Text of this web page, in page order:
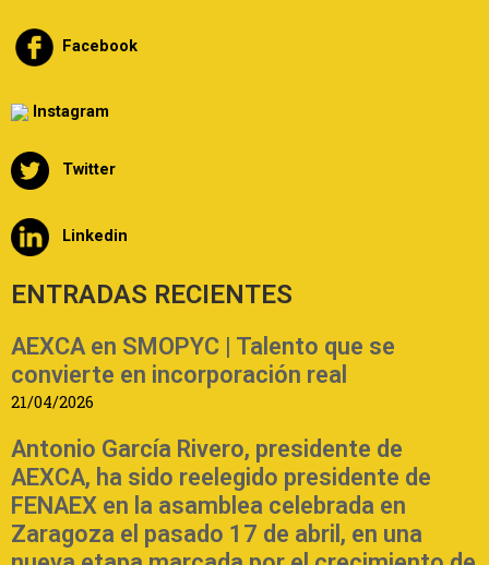
Facebook
Instagram
Twitter
Linkedin
ENTRADAS RECIENTES
AEXCA en SMOPYC | Talento que se
convierte en incorporación real
21/04/2026
Antonio García Rivero, presidente de
AEXCA, ha sido reelegido presidente de
FENAEX en la asamblea celebrada en
Zaragoza el pasado 17 de abril, en una